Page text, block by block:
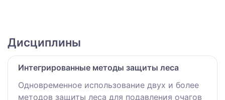
Дисциплины
Интегрированные методы защиты леса
Одновременное использование двух и более
методов защиты леса для подавления очагов